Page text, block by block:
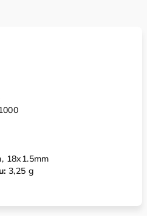
18x1.5mm
3,25 g